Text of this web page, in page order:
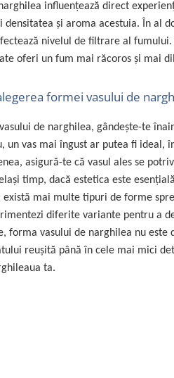
influențează direct
densitatea şi aroma acestuia. În al
nivelul de filtrare al
oferi un fum mai răcoros și mai
formei vasului de
de narghilea, gândește-te
un vas mai îngust ar putea fi
asigură-te că vasul ales se
timp, dacă estetica este
există mai multe tipuri de forme
diferite variante pentru a
forma vasului de narghilea nu
reuşită până în cele mai mici
ta.